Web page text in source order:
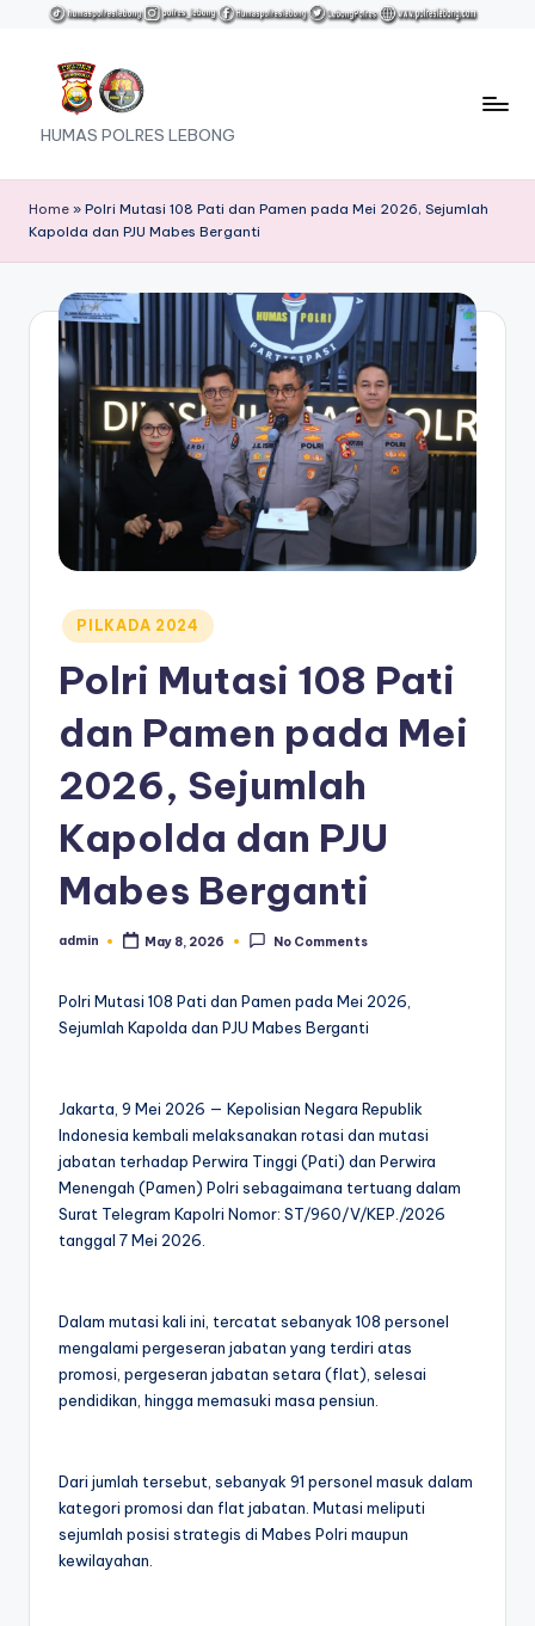
content
HUMAS POLRES LEBONG
Home » Polri Mutasi 108 Pati dan Pamen pada Mei 2026, Sejumlah
Kapolda dan PJU Mabes Berganti
Posted
in
PILKADA 2024
Polri Mutasi 108 Pati
dan Pamen pada Mei
2026, Sejumlah
Kapolda dan PJU
Mabes Berganti
Posted
admin May 8, 2026 No Comments
Polri Mutasi 108 Pati dan Pamen pada Mei 2026,
Sejumlah Kapolda dan PJU Mabes Berganti
Jakarta, 9 Mei 2026 — Kepolisian Negara Republik
Indonesia kembali melaksanakan rotasi dan mutasi
jabatan terhadap Perwira Tinggi (Pati) dan Perwira
Menengah (Pamen) Polri sebagaimana tertuang dalam
Surat Telegram Kapolri Nomor: ST/960/V/KEP./2026
tanggal 7 Mei 2026.
Dalam mutasi kali ini, tercatat sebanyak 108 personel
mengalami pergeseran jabatan yang terdiri atas
promosi, pergeseran jabatan setara (flat), selesai
pendidikan, hingga memasuki masa pensiun.
Dari jumlah tersebut, sebanyak 91 personel masuk dalam
kategori promosi dan flat jabatan. Mutasi meliputi
sejumlah posisi strategis di Mabes Polri maupun
kewilayahan.